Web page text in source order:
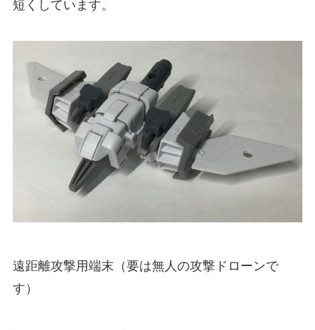
短くしています。
遠距離攻撃用端末（要は無人の攻撃ドローンで
す）